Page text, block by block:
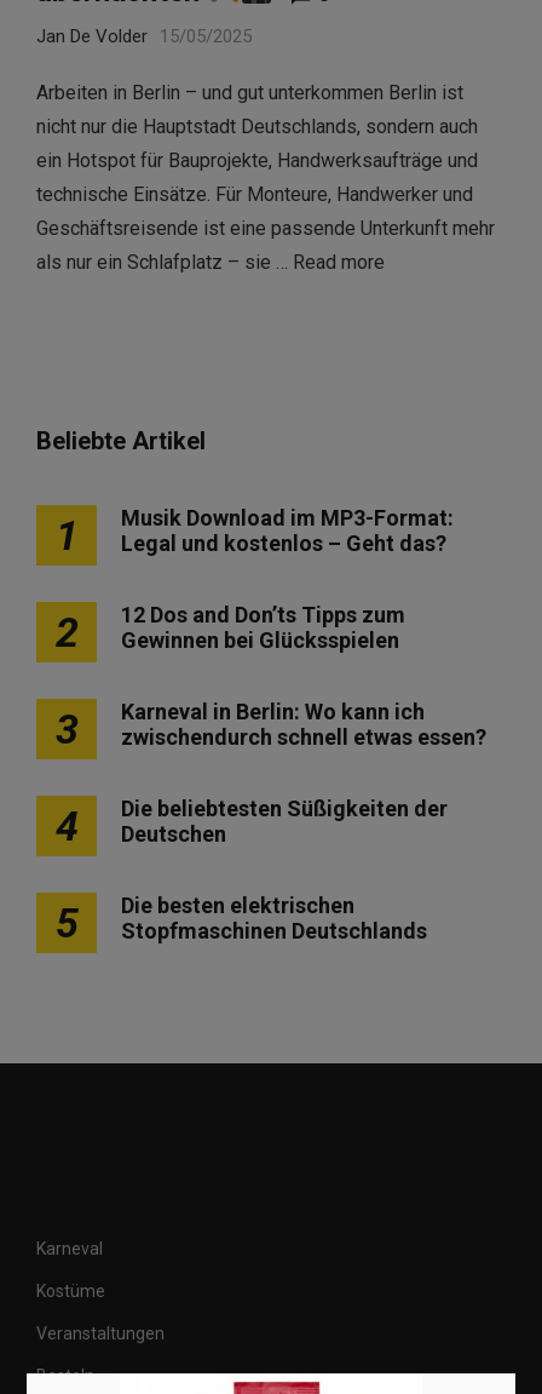
Jan De Volder 15/05/2025
Arbeiten in Berlin – und gut unterkommen Berlin ist
nicht nur die Hauptstadt Deutschlands, sondern auch
ein Hotspot für Bauprojekte, Handwerksaufträge und
technische Einsätze. Für Monteure, Handwerker und
Geschäftsreisende ist eine passende Unterkunft mehr
als nur ein Schlafplatz – sie … Read more
Beliebte Artikel
1
Musik Download im MP3-Format:
Legal und kostenlos – Geht das?
2
12 Dos and Don’ts Tipps zum
Gewinnen bei Glücksspielen
3
Karneval in Berlin: Wo kann ich
zwischendurch schnell etwas essen?
4
Die beliebtesten Süßigkeiten der
Deutschen
5
Die besten elektrischen
Stopfmaschinen Deutschlands
Karneval
Kostüme
Veranstaltungen
Basteln